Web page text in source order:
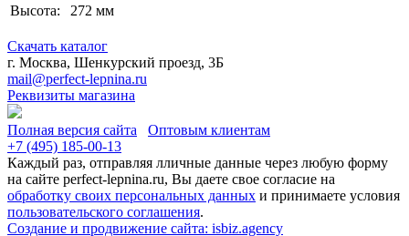
Высота:
272 мм
Скачать каталог
г. Москва, Шенкурский проезд, 3Б
mail@perfect-lepnina.ru
Реквизиты магазина
Полная версия сайта
Оптовым клиентам
+7 (495) 185-00-13
Каждый раз, отправляя лличные данные через любую форму
на сайте perfect-lepnina.ru, Вы даете свое согласие на
обработку своих персональных данных и принимаете условия
пользовательского соглашения.
Создание и продвижение сайта: isbiz.agency